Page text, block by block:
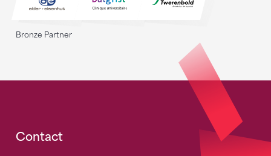
Bronze Partner
Fusszeile
Contact